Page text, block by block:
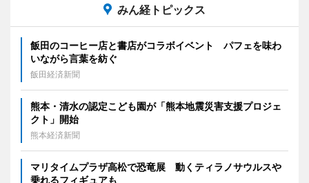
みん経トピックス
飯田のコーヒー店と書店がコラボイベント パフェを味わ
いながら言葉を紡ぐ
飯田経済新聞
熊本・清水の認定こども園が「熊本地震災害支援プロジェ
クト」開始
熊本経済新聞
マリタイムプラザ高松で恐竜展 動くティラノサウルスや
乗れるフィギュアも